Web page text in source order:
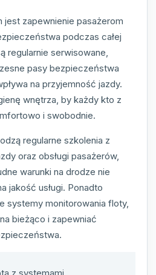
jest zapewnienie pasażerom
podczas całej
regularnie serwisowane,
pasy bezpieczeństwa
na przyjemność jazdy.
wnętrza, by każdy kto z
i swobodnie.
regularne szkolenia z
oraz obsługi pasażerów,
warunki na drodze nie
jakość usługi. Ponadto
systemy monitorowania floty,
bieżąco i zapewniać